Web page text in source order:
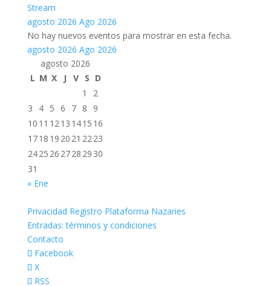
Stream
agosto 2026 Ago 2026
No hay nuevos eventos para mostrar en esta fecha.
agosto 2026 Ago 2026
agosto 2026
L M X J V S D
1
2
3
4 5 6 7 8
9
10 11 1213 1415 16
1718 19 20 21 2223
2425 26 2728 29 30
31
« Ene
Privacidad Registro Plataforma Nazaries
Entradas: términos y condiciones
Contacto
Facebook
X
RSS